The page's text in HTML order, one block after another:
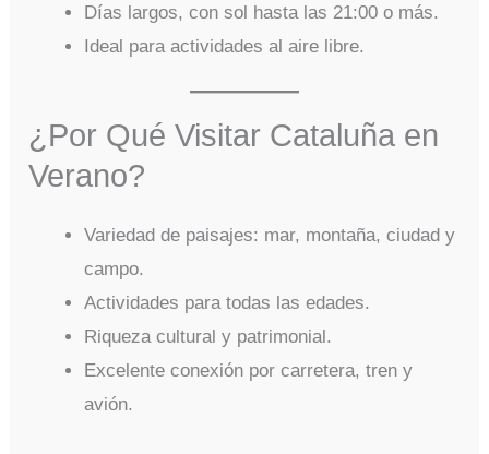
Días largos, con sol hasta las 21:00 o más.
Ideal para actividades al aire libre.
¿Por Qué Visitar Cataluña en
Verano?
Variedad de paisajes: mar, montaña, ciudad y
campo.
Actividades para todas las edades.
Riqueza cultural y patrimonial.
Excelente conexión por carretera, tren y
avión.